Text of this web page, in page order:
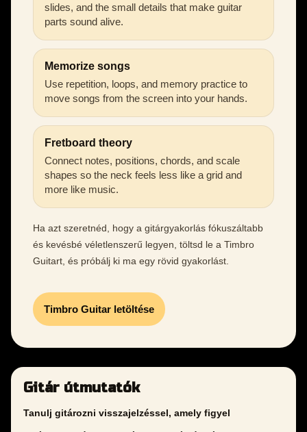
slides, and the small details that make guitar
parts sound alive.
Memorize songs
Use repetition, loops, and memory practice to
move songs from the screen into your hands.
Fretboard theory
Connect notes, positions, chords, and scale
shapes so the neck feels less like a grid and
more like music.
Ha azt szeretnéd, hogy a gitárgyakorlás fókuszáltabb
és kevésbé véletlenszerű legyen, töltsd le a Timbro
Guitart, és próbálj ki ma egy rövid gyakorlást.
Timbro Guitar letöltése
Gitár útmutatók
Tanulj gitározni visszajelzéssel, amely figyel